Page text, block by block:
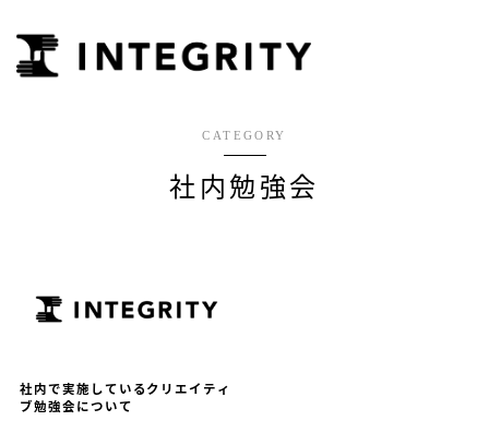
CATEGORY
社内勉強会
社内で実施しているクリエイティ
ブ勉強会について